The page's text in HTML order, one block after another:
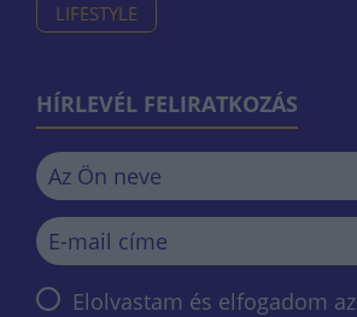
LIFESTYLE
HÍRLEVÉL FELIRATKOZÁS
Elolvastam és elfogadom az